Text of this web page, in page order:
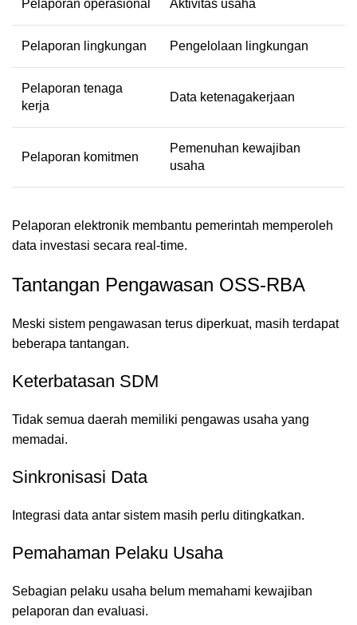
Pelaporan operasional Aktivitas usaha
Pelaporan lingkungan Pengelolaan lingkungan
Pelaporan tenaga
kerja
Data ketenagakerjaan
Pelaporan komitmen
Pemenuhan kewajiban
usaha
Pelaporan elektronik membantu pemerintah memperoleh
data investasi secara real-time.
Tantangan Pengawasan OSS-RBA
Meski sistem pengawasan terus diperkuat, masih terdapat
beberapa tantangan.
Keterbatasan SDM
Tidak semua daerah memiliki pengawas usaha yang
memadai.
Sinkronisasi Data
Integrasi data antar sistem masih perlu ditingkatkan.
Pemahaman Pelaku Usaha
Sebagian pelaku usaha belum memahami kewajiban
pelaporan dan evaluasi.